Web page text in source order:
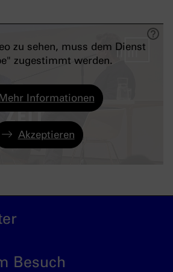
zu sehen, muss dem Dienst
zugestimmt werden.
Informationen
Akzeptieren
Besuch